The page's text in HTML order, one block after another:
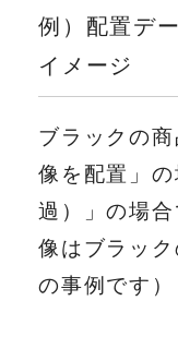
例）配置デ
イメージ
ブラックの
像を配置」
過）」の場
像はブラッ
の事例です）